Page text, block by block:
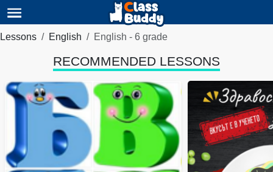
Lessons English English - 6 grade
RECOMMENDED LESSONS